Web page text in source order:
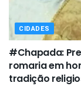
CIDADES
#Chapada:
romaria em
tradição